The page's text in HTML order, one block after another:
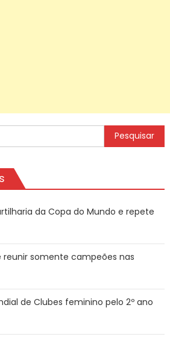
da Copa do Mundo e repete
reunir somente campeões nas
de Clubes feminino pelo 2º ano